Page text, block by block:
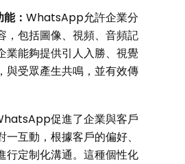
： WhatsApp允許企業分
，包括圖像、視頻、音頻記
業能夠提供引人入勝、視覺
與受眾產生共鳴，並有效傳
促進了企業與客戶
互動，根據客戶的偏好、
行定制化溝通。這種個性化